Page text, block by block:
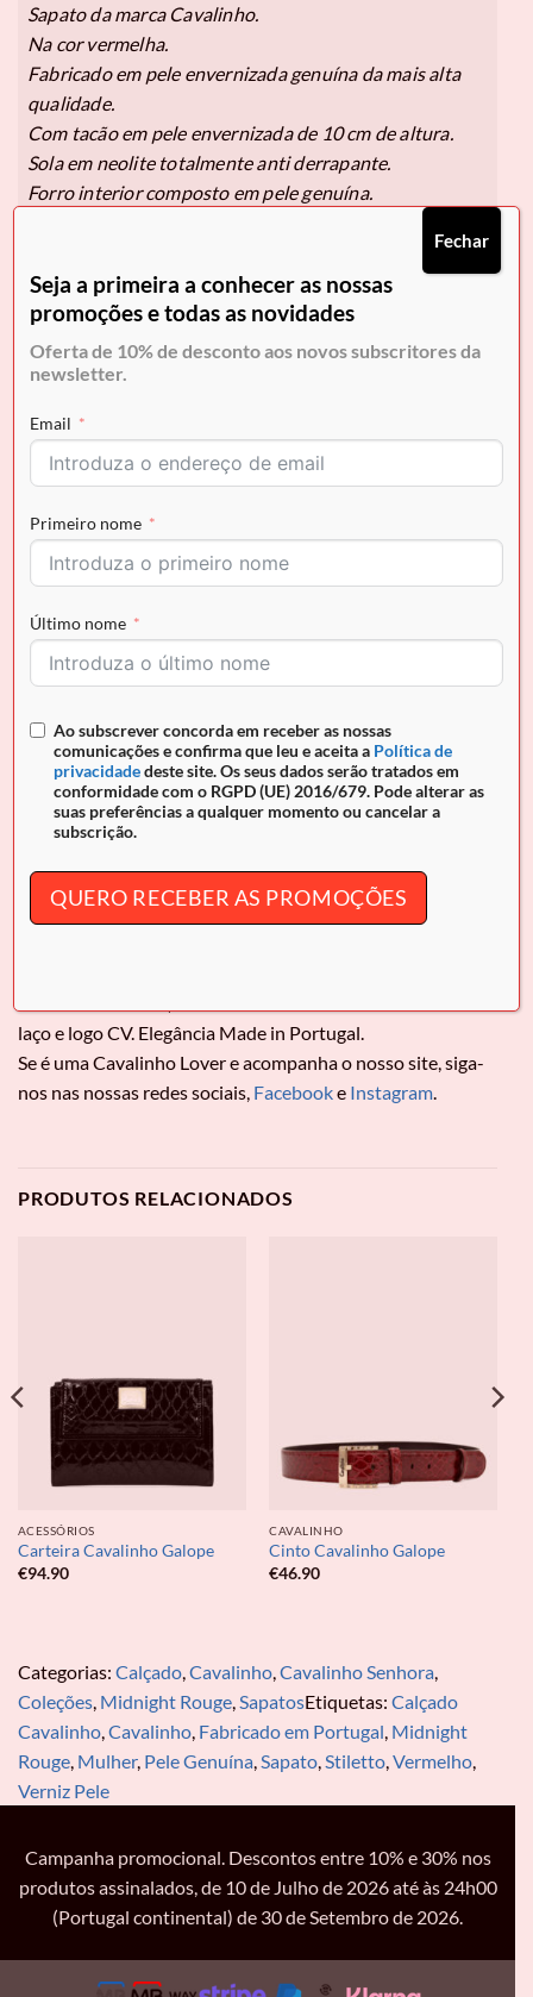
Sapato da marca Cavalinho.
Na cor vermelha.
Fabricado em pele envernizada genuína da mais alta
qualidade.
Com tacão em pele envernizada de 10 cm de altura.
Sola em neolite totalmente anti derrapante.
Forro interior composto em pele genuína.
Pague em 3x de 56,63€sem juros.
Selecione Klarna no checkout.
Tamanho
Quantidade de Sapato Cavalinho Midnight Rouge
Envio grátis para Portugal em encomendas superiores a
50€ e pagamento seguro
DESCRIÇÃO
INFORMAÇÃO ADICIONAL
laço e logo CV. Elegância Made in Portugal.
Se é uma Cavalinho Lover e acompanha o nosso site, siga-
nos nas nossas redes sociais, Facebooke Instagram.
PRODUTOS RELACIONADOS
ACESSÓRIOS
Carteira Cavalinho Galope
€94.90
CAVALINHO
Cinto Cavalinho Galope
€46.90
Categorias: Calçado,Cavalinho,Cavalinho Senhora,
Coleções, Midnight Rouge,SapatosEtiquetas: Calçado
Cavalinho,Cavalinho, Fabricado em Portugal, Midnight
Rouge, Mulher, Pele Genuína,Sapato,Stiletto,Vermelho,
Verniz Pele
Campanha promocional. Descontos entre 10% e 30% nos
produtos assinalados, de 10 de Julho de 2026 até às 24h00
(Portugal continental) de 30 de Setembro de 2026.
Seja a primeira a conhecer as nossas
promoções e todas as novidades
Oferta de 10% de desconto aos novos subscritores da
newsletter.
Email
Primeiro nome
Último nome
Ao subscrever concorda em receber as nossas
comunicações e confirma que leu e aceita a Política de
privacidadedeste site. Os seus dados serão tratados em
conformidade com o RGPD (UE) 2016/679. Pode alterar as
suas preferências a qualquer momento ou cancelar a
subscrição.
QUERO RECEBER AS PROMOÇÕES
Fechar